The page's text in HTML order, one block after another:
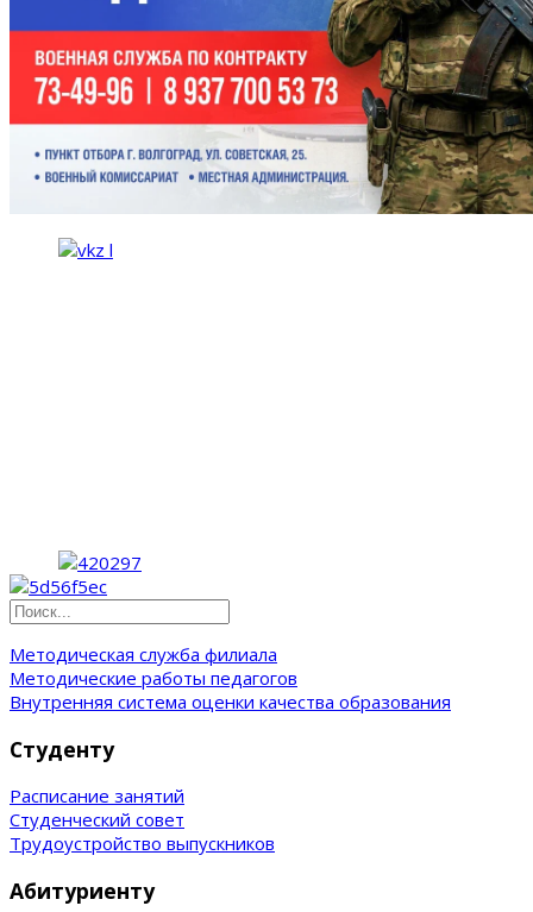
Методическая служба филиала
Методические работы педагогов
Внутренняя система оценки качества образования
Студенту
Расписание занятий
Студенческий совет
Трудоустройство выпускников
Абитуриенту